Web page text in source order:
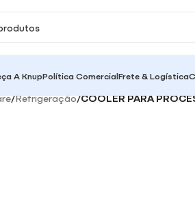
A KnupPolítica ComercialFrete & Logística
/Refrigeração/COOLER PARA